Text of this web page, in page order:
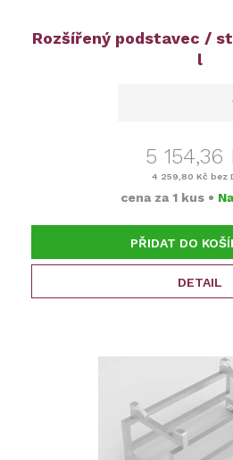
Rozšířený podstavec /
l
5 154,36
4 259,80 Kč bez
cena za 1 kus •
PŘIDAT DO
DETAIL